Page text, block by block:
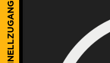
SCHNELLZUGANG